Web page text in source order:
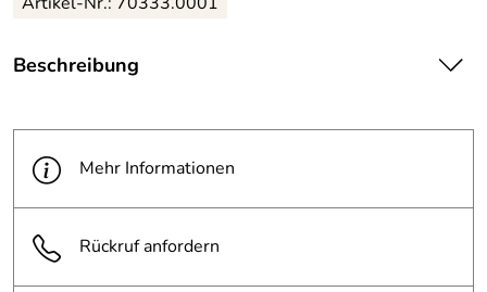
Beschreibung
dünne
· leistungsstarke Folie und reduzieren den Materialeinsatz.
Querreißen der Folie ohne Schneidewerkzeug. Länger
anhaltender Schutz – Unsere Luftpolsternoppen halten
Polsterschutz aufrecht.
Mehr Informationen
Rückruf anfordern